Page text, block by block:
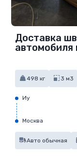
Доставка
автомобиля
498 кг 3 м3
Иу
Москва
Авто обычная